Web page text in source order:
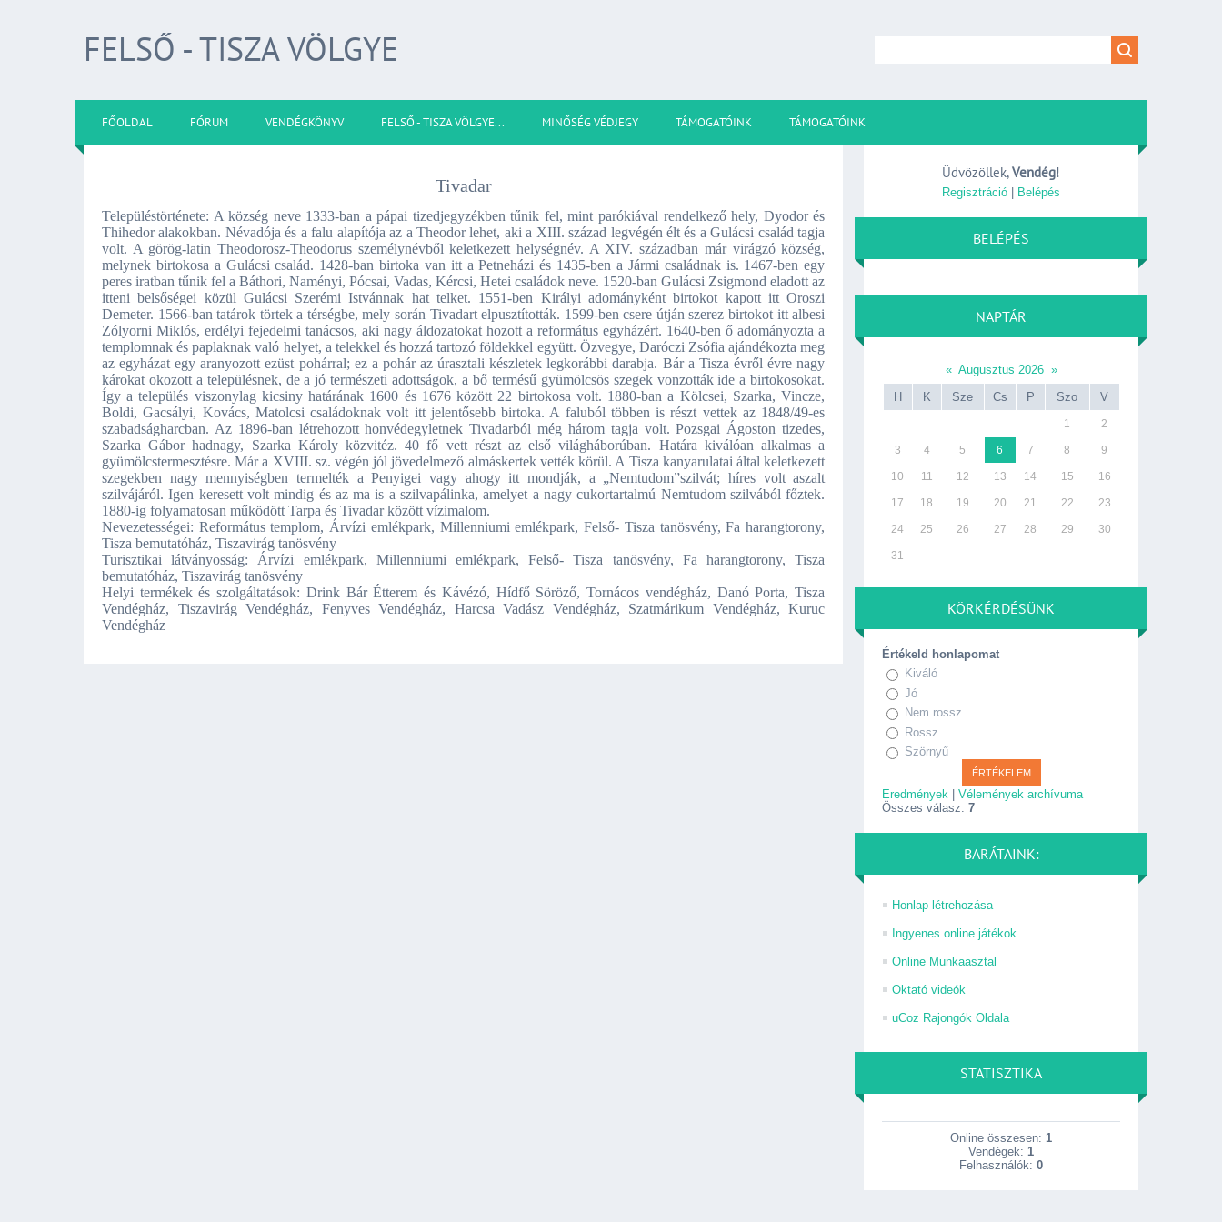
FELSŐ - TISZA VÖLGYE
FŐOLDAL FÓRUM VENDÉGKÖNYV FELSŐ - TISZA VÖLGYE... MINŐSÉG VÉDJEGY TÁMOGATÓINK TÁMOGATÓINK
Tivadar
Településtörténete: A község neve 1333-ban a pápai tizedjegyzékben tűnik fel, mint parókiával rendelkező hely, Dyodor és
Thihedor alakokban. Névadója és a falu alapítója az a Theodor lehet, aki a XIII. század legvégén élt és a Gulácsi család tagja
volt. A görög-latin Theodorosz-Theodorus személynévből keletkezett helységnév. A XIV. században már virágzó község,
melynek birtokosa a Gulácsi család. 1428-ban birtoka van itt a Petneházi és 1435-ben a Jármi családnak is. 1467-ben egy
peres iratban tűnik fel a Báthori, Naményi, Pócsai, Vadas, Kércsi, Hetei családok neve. 1520-ban Gulácsi Zsigmond eladott az
itteni belsőségei közül Gulácsi Szerémi Istvánnak hat telket. 1551-ben Királyi adományként birtokot kapott itt Oroszi
Demeter. 1566-ban tatárok törtek a térségbe, mely során Tivadart elpusztították. 1599-ben csere útján szerez birtokot itt albesi
Zólyorni Miklós, erdélyi fejedelmi tanácsos, aki nagy áldozatokat hozott a református egyházért. 1640-ben ő adományozta a
templomnak és paplaknak való helyet, a telekkel és hozzá tartozó földekkel együtt. Özvegye, Daróczi Zsófia ajándékozta meg
az egyházat egy aranyozott ezüst pohárral; ez a pohár az úrasztali készletek legkorábbi darabja. Bár a Tisza évről évre nagy
károkat okozott a településnek, de a jó természeti adottságok, a bő termésű gyümölcsös szegek vonzották ide a birtokosokat.
Így a település viszonylag kicsiny határának 1600 és 1676 között 22 birtokosa volt. 1880-ban a Kölcsei, Szarka, Vincze,
Boldi, Gacsályi, Kovács, Matolcsi családoknak volt itt jelentősebb birtoka. A faluból többen is részt vettek az 1848/49-es
szabadságharcban. Az 1896-ban létrehozott honvédegyletnek Tivadarból még három tagja volt. Pozsgai Ágoston tizedes,
Szarka Gábor hadnagy, Szarka Károly közvitéz. 40 fő vett részt az első világháborúban. Határa kiválóan alkalmas a
gyümölcstermesztésre. Már a XVIII. sz. végén jól jövedelmező almáskertek vették körül. A Tisza kanyarulatai által keletkezett
szegekben nagy mennyiségben termelték a Penyigei vagy ahogy itt mondják, a „Nemtudom”szilvát; híres volt aszalt
szilvájáról. Igen keresett volt mindig és az ma is a szilvapálinka, amelyet a nagy cukortartalmú Nemtudom szilvából főztek.
1880-ig folyamatosan működött Tarpa és Tivadar között vízimalom.
Nevezetességei: Református templom, Árvízi emlékpark, Millenniumi emlékpark, Felső- Tisza tanösvény, Fa harangtorony,
Tisza bemutatóház, Tiszavirág tanösvény
Turisztikai látványosság: Árvízi emlékpark, Millenniumi emlékpark, Felső- Tisza tanösvény, Fa harangtorony, Tisza
bemutatóház, Tiszavirág tanösvény
Helyi termékek és szolgáltatások: Drink Bár Étterem és Kávézó, Hídfő Söröző, Tornácos vendégház, Danó Porta, Tisza
Vendégház, Tiszavirág Vendégház, Fenyves Vendégház, Harcsa Vadász Vendégház, Szatmárikum Vendégház, Kuruc
Vendégház
Üdvözöllek,Vendég!
Regisztráció Belépés
BELÉPÉS
NAPTÁR
« Augusztus 2026 »
H
K Sze Cs P Szo V
1 2
3 4 5 6 7 8 9
10 11 12 13 14 15 16
17 18 19 20 21 22 23
24 25 26 27 28 29 30
31
KÖRKÉRDÉSÜNK
Értékeld honlapomat
Kiváló
Jó
Nem rossz
Rossz
Szörnyű
Eredmények |Vélemények archívuma
Összes válasz:7
BARÁTAINK:
Honlap létrehozása
Ingyenes online játékok
Online Munkaasztal
Oktató videók
uCoz Rajongók Oldala
STATISZTIKA
Online összesen: 1
Vendégek: 1
Felhasználók:0